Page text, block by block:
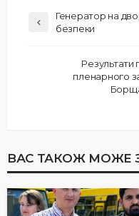
Генератор на
безпеки
Результати
пленарного
ВАС ТАКОЖ МОЖЕ